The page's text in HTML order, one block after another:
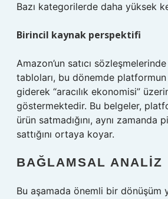
Bazı kategorilerde daha yüksek
Birincil kaynak perspektifi
Amazon’un satıcı
tabloları, bu dönemde
giderek “aracılık ekonomisi”
göstermektedir. Bu belgeler,
ürün satmadığını, aynı zamanda
sattığını ortaya koyar.
BAĞLAMSAL ANALIZ
Bu aşamada önemli bir dönüşüm